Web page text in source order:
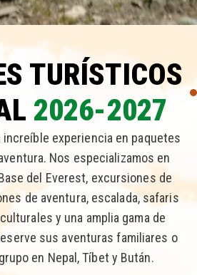
TURÍSTICOS
2026-2027
increíble experiencia en paquetes
Nos especializamos en
del Everest, excursiones de
de aventura, escalada, safaris
y una amplia gama de
sus aventuras familiares o
en Nepal, Tíbet y Bután.